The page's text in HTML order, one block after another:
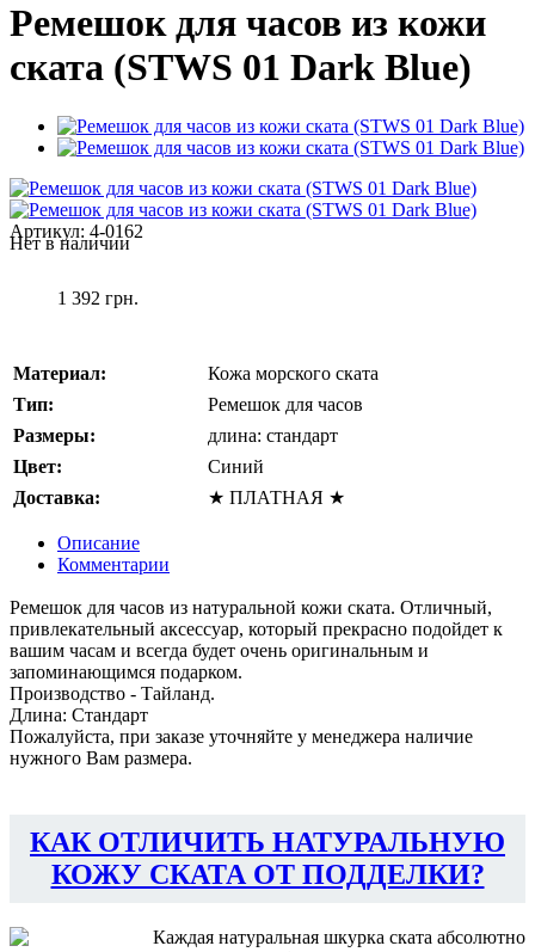
Ремешок для часов из кожи
ската (STWS 01 Dark Blue)
Артикул: 4-0162
Нет в наличии
1 392 грн.
Материал:
Кожа морского ската
Тип:
Ремешок для часов
Размеры:
длина: стандарт
Цвет:
Синий
Доставка:
★ ПЛАТНАЯ ★
Описание
Комментарии
Ремешок для часов из натуральной кожи ската. Отличный,
привлекательный аксессуар, который прекрасно подойдет к
вашим часам и всегда будет очень оригинальным и
запоминающимся подарком.
Производство - Тайланд.
Длина: Стандарт
Пожалуйста, при заказе уточняйте у менеджера наличие
нужного Вам размера.
КАК ОТЛИЧИТЬ НАТУРАЛЬНУЮ
КОЖУ СКАТА ОТ ПОДДЕЛКИ?
Каждая натуральная шкурка ската абсолютно